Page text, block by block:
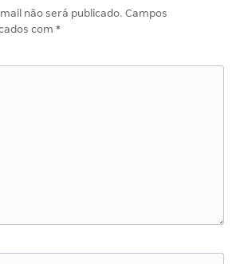
não será publicado. Campos
com *